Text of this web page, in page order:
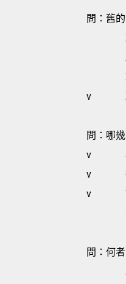
問：舊
v
問：哪
v
v
v
問：何